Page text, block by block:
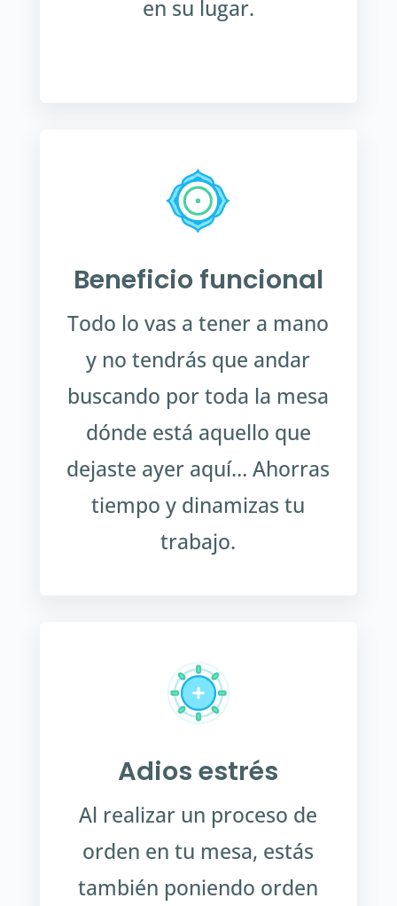
en su lugar.
Beneficio funcional
Todo lo vas a tener a mano
y no tendrás que andar
buscando por toda la mesa
dónde está aquello que
dejaste ayer aquí… Ahorras
tiempo y dinamizas tu
trabajo.
Adios estrés
Al realizar un proceso de
orden en tu mesa, estás
también poniendo orden